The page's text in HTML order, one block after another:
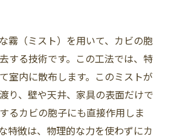
霧（ミスト）を用いて、カビの胞
する技術です。この工法では、特
室内に散布します。このミストが
り、壁や天井、家具の表面だけで
るカビの胞子にも直接作用しま
特徴は、物理的な力を使わずにカ